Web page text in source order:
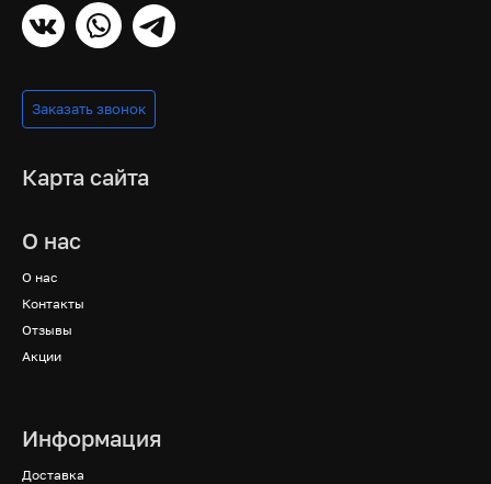
Заказать звонок
Карта сайта
О нас
О нас
Контакты
Отзывы
Акции
Информация
Доставка